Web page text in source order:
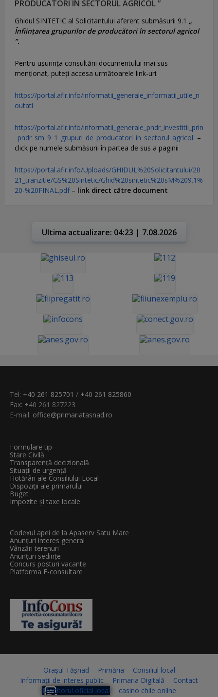
PRODUCĂTORI ÎN SECTORUL AGRICOL ”
Ghidul SINTETIC al Solicitantului aferent submăsurii 9.1 „
Înființarea grupurilor de producători în sectorul agricol
”.
Pentru uşurinţa consultării documentului mai sus
menţionat, puteţi accesa următoarele link-uri:
https://portal.afir.info/informatii_generale_informatii_utile_n
outati
https://portal.afir.info/informatii_generale_pndr_investitii_prin
_pndr_sm_9_1_grupuri_de_producatori_in_sectorul_agricol –
click pe numele submăsurii în partea de sus a paginii
https://portal.afir.info/Uploads/GHIDUL%20Solicitantului/20
21_tranzitie/GS%20Sintetic/Ghid%20sintetic%20sM%209.1%
20-%20FINAL.pdf– link direct către document
Ultima actualizare: 04:23 | 7.08.2026
Tel: +40 261 825701 / +40 261 825860
Fax: +40 261 827223
E-mail: office@primariatasnad.ro
Formulare tip
Stare Civilă
Transparenţă decizională
Situații de urgență
Hotărâri ale Consiliului Local
Dispoziții ale primarului
Buget
Impozite și taxe locale
Codexul apei de la Apaserv Satu Mare
Anunțuri interes general
Vânzări terenuri
Anunțuri sedințe
Concurs posturi vacante
Platforma E-consultare
Orașul Tășnad Primăria
Consiliul local
Informații de interes public
Primaria Digitală
Contact
Monitorul oficial local
casino chile online